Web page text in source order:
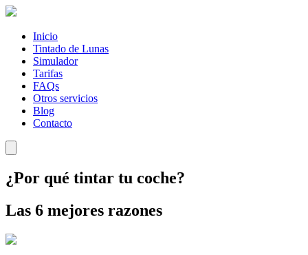
Inicio
Tintado de Lunas
Simulador
Tarifas
FAQs
Otros servicios
Blog
Contacto
¿Por qué tintar tu coche?
Las 6 mejores razones